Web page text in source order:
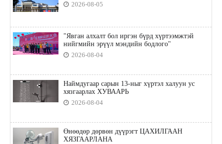
2026-08-05
"Явган алхалт бол иргэн бүрд хүртээмжтэй
нийгмийн эрүүл мэндийн бодлого"
2026-08-04
Наймдугаар сарын 13-ныг хүртэл халуун ус
хязгаарлах ХУВААРЬ
2026-08-04
Өнөөдөр дөрвөн дүүрэгт ЦАХИЛГААН
ХЯЗГААРЛАНА